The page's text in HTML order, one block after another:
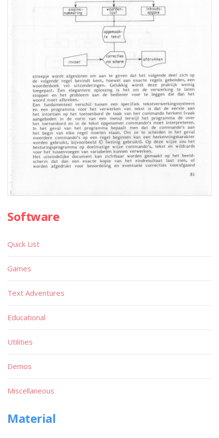
Software
Quick List
Games
Text Adventures
Educational
Utilities
Demos
Miscellaneous
Material